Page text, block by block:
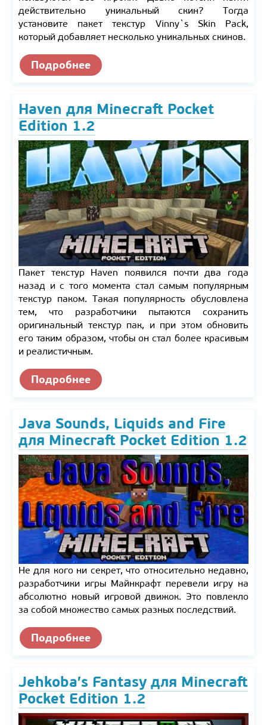
действительно уникальный скин? Тогда
установите пакет текстур Vinny`s Skin Pack,
который добавляет несколько уникальных скинов.
Подробнее
Haven для Minecraft Pocket
Edition 1.2
Пакет текстур Haven появился почти два года
назад и с того момента стал самым популярным
текстур паком. Такая популярность обусловлена
тем, что разработчики пытаются сохранить
оригинальный текстур пак, и при этом обновить
его таким образом, чтобы он стал более красивым
и реалистичным.
Подробнее
Java Sounds, Liquids and Fire
для Minecraft Pocket Edition 1.2
Не для кого ни секрет, что относительно недавно,
разработчики игры Майнкрафт перевели игру на
абсолютно новый игровой движок. Это повлекло
за собой множество самых разных последствий.
Подробнее
Jehkoba’s Fantasy для Minecraft
Pocket Edition 1.2